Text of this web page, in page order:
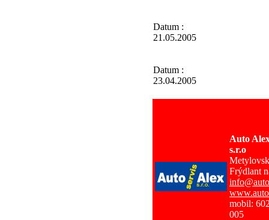
Datum :
21.05.2005
Datum :
23.04.2005
Auto
s.r.o
Frýdlant
mobil:
005